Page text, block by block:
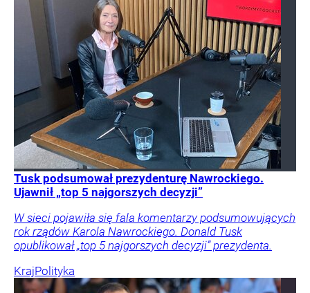
Tusk podsumował prezydenturę Nawrockiego.
Ujawnił „top 5 najgorszych decyzji”
W sieci pojawiła się fala komentarzy podsumowujących
rok rządów Karola Nawrockiego. Donald Tusk
opublikował „top 5 najgorszych decyzji” prezydenta.
KrajPolityka